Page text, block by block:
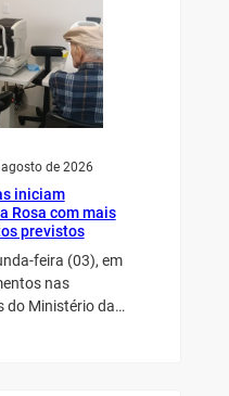
de 2026
iniciam
Rosa com mais
previstos
feira (03), em
nas
do Ministério da…